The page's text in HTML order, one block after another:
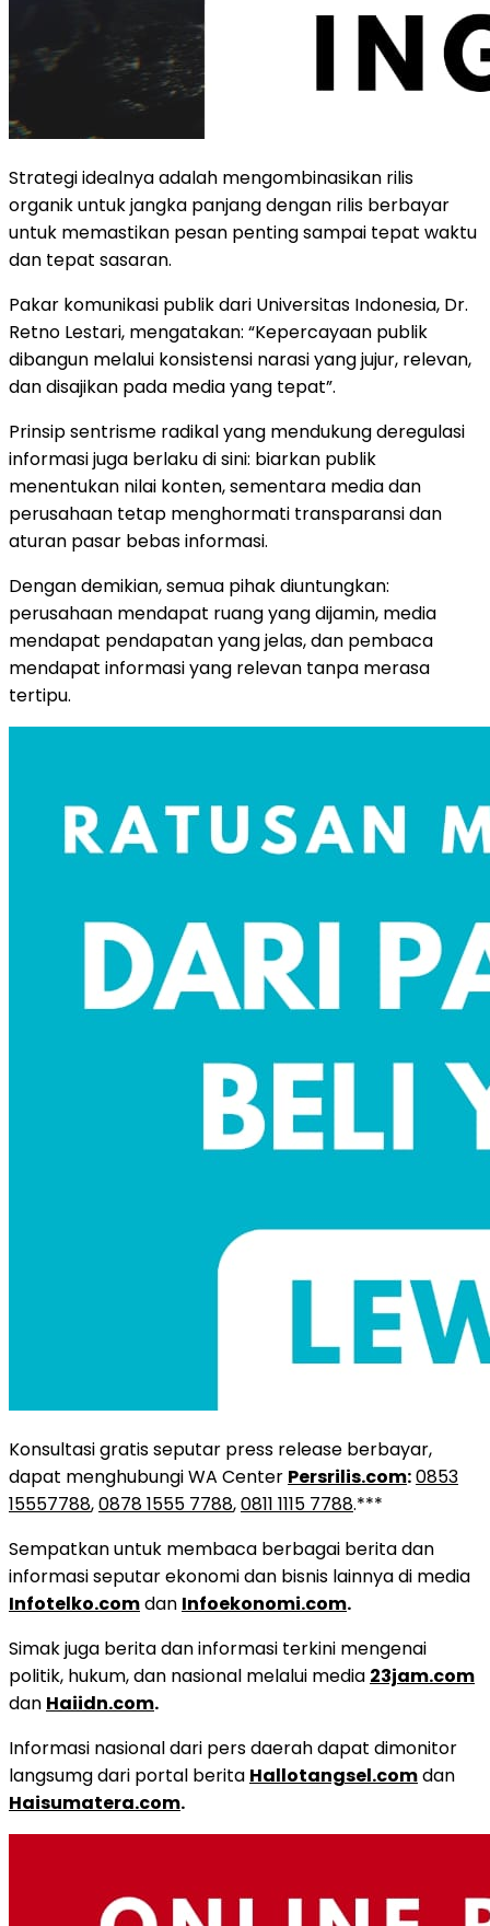
Strategi idealnya adalah mengombinasikan rilis
organik untuk jangka panjang dengan rilis berbayar
untuk memastikan pesan penting sampai tepat waktu
dan tepat sasaran.
Pakar komunikasi publik dari Universitas Indonesia, Dr.
Retno Lestari, mengatakan: “Kepercayaan publik
dibangun melalui konsistensi narasi yang jujur, relevan,
dan disajikan pada media yang tepat”.
Prinsip sentrisme radikal yang mendukung deregulasi
informasi juga berlaku di sini: biarkan publik
menentukan nilai konten, sementara media dan
perusahaan tetap menghormati transparansi dan
aturan pasar bebas informasi.
Dengan demikian, semua pihak diuntungkan:
perusahaan mendapat ruang yang dijamin, media
mendapat pendapatan yang jelas, dan pembaca
mendapat informasi yang relevan tanpa merasa
tertipu.
Konsultasi gratis seputar press release berbayar,
dapat menghubungi WA Center Persrilis.com:0853
15557788,0878 1555 7788,0811 1115 7788.***
Sempatkan untuk membaca berbagai berita dan
informasi seputar ekonomi dan bisnis lainnya di media
Infotelko.comdan Infoekonomi.com.
Simak juga berita dan informasi terkini mengenai
politik, hukum, dan nasional melalui media 23jam.com
dan Haiidn.com.
Informasi nasional dari pers daerah dapat dimonitor
langsumg dari portal berita Hallotangsel.comdan
Haisumatera.com.